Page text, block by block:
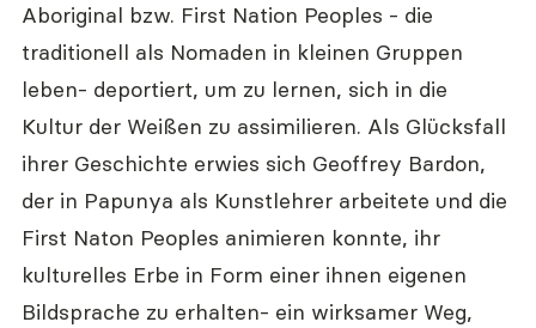
Aboriginal bzw. First Nation Peoples - die
traditionell als Nomaden in kleinen Gruppen
leben- deportiert, um zu lernen, sich in die
Kultur der Weißen zu assimilieren. Als Glücksfall
ihrer Geschichte erwies sich Geoffrey Bardon,
der in Papunya als Kunstlehrer arbeitete und die
First Naton Peoples animieren konnte, ihr
kulturelles Erbe in Form einer ihnen eigenen
Bildsprache zu erhalten- ein wirksamer Weg,